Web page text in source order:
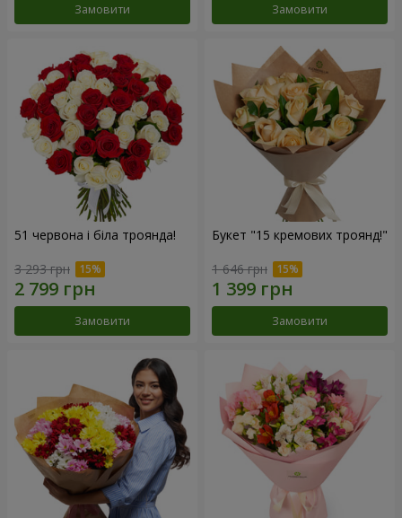
Замовити Замовити
51 червона і біла троянда!
3 293 грн
Замовити
Букет "15 кремових троянд!"
1 646 грн
Замовити